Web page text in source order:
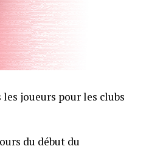
joueurs pour les clubs
du début du